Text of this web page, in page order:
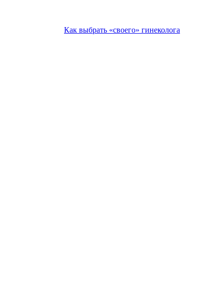
Как выбрать «своего» гинеколога